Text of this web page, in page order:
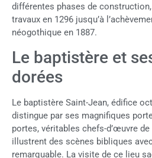
différentes phases de
travaux en 1296 jusqu’à
néogothique en 1887.
Le baptistère et
dorées
Le baptistère Saint-Jean, édifice
distingue par ses magnifiques
portes, véritables chefs-d’œuvre de
illustrent des scènes bibliques
remarquable. La visite de ce lieu